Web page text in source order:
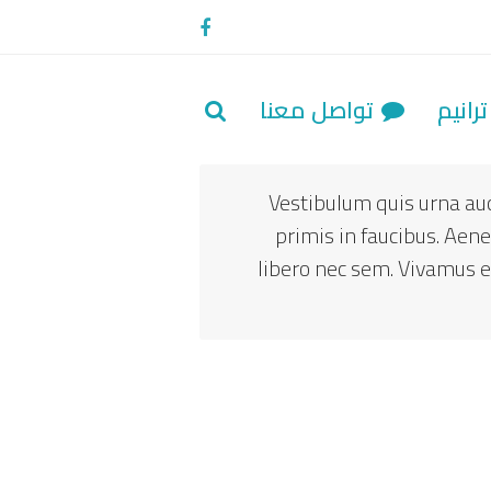
تواصل معنا
Vestibulum quis urna
primis in faucibus.
libero nec sem.